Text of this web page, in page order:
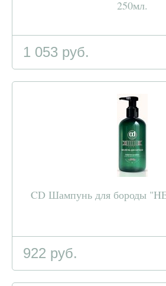
250мл.
1 053 руб.
CD Шампунь для бороды
922 руб.